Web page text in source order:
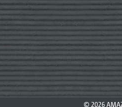
© 2026